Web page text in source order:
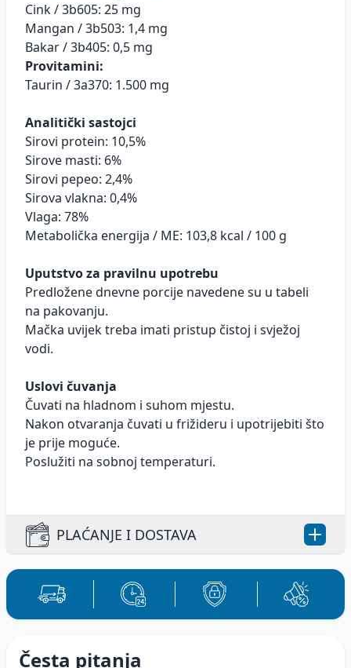
Cink / 3b605: 25 mg
Mangan / 3b503: 1,4 mg
Bakar / 3b405: 0,5 mg
Provitamini:
Taurin / 3a370: 1.500 mg
Analitički sastojci
Sirovi protein: 10,5%
Sirove masti: 6%
Sirovi pepeo: 2,4%
Sirova vlakna: 0,4%
Vlaga: 78%
Metabolička energija / ME: 103,8 kcal / 100 g
Uputstvo za pravilnu upotrebu
Predložene dnevne porcije navedene su u tabeli
na pakovanju.
Mačka uvijek treba imati pristup čistoj i svježoj
vodi.
Uslovi čuvanja
Čuvati na hladnom i suhom mjestu.
Nakon otvaranja čuvati u frižideru i upotrijebiti što
je prije moguće.
Poslužiti na sobnoj temperaturi.
PLAĆANJE I DOSTAVA
Plaćanje, načini plaćanja i dostava
proizvoda.
Česta pitanja